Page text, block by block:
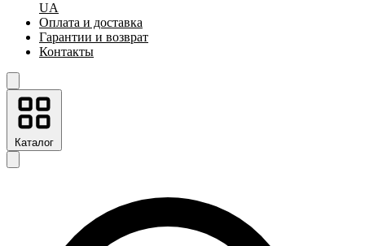
UA
Оплата и доставка
Гарантии и возврат
Контакты
Каталог